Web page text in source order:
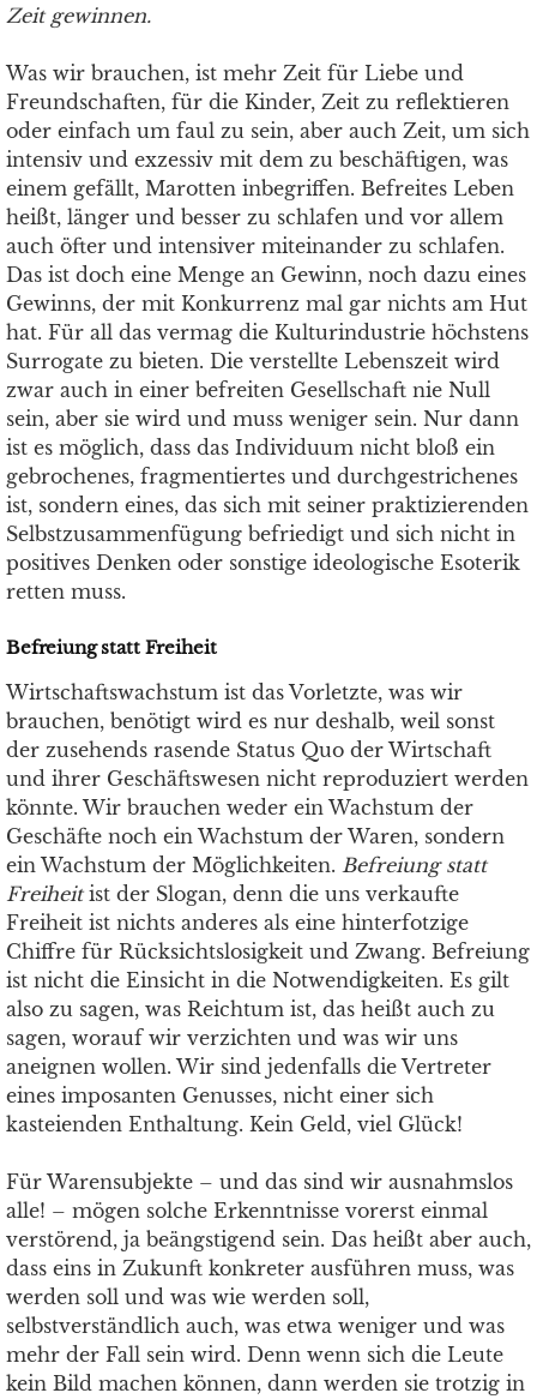
Zeit gewinnen.
Was wir brauchen, ist mehr Zeit für Liebe und
Freundschaften, für die Kinder, Zeit zu reflektieren
oder einfach um faul zu sein, aber auch Zeit, um sich
intensiv und exzessiv mit dem zu beschäftigen, was
einem gefällt, Marotten inbegriffen. Befreites Leben
heißt, länger und besser zu schlafen und vor allem
auch öfter und intensiver miteinander zu schlafen.
Das ist doch eine Menge an Gewinn, noch dazu eines
Gewinns, der mit Konkurrenz mal gar nichts am Hut
hat. Für all das vermag die Kulturindustrie höchstens
Surrogate zu bieten. Die verstellte Lebenszeit wird
zwar auch in einer befreiten Gesellschaft nie Null
sein, aber sie wird und muss weniger sein. Nur dann
ist es möglich, dass das Individuum nicht bloß ein
gebrochenes, fragmentiertes und durchgestrichenes
ist, sondern eines, das sich mit seiner praktizierenden
Selbstzusammenfügung befriedigt und sich nicht in
positives Denken oder sonstige ideologische Esoterik
retten muss.
Befreiung statt Freiheit
Wirtschaftswachstum ist das Vorletzte, was wir
brauchen, benötigt wird es nur deshalb, weil sonst
der zusehends rasende Status Quo der Wirtschaft
und ihrer Geschäftswesen nicht reproduziert werden
könnte. Wir brauchen weder ein Wachstum der
Geschäfte noch ein Wachstum der Waren, sondern
ein Wachstum der Möglichkeiten. Befreiung statt
Freiheitist der Slogan, denn die uns verkaufte
Freiheit ist nichts anderes als eine hinterfotzige
Chiffre für Rücksichtslosigkeit und Zwang. Befreiung
ist nicht die Einsicht in die Notwendigkeiten. Es gilt
also zu sagen, was Reichtum ist, das heißt auch zu
sagen, worauf wir verzichten und was wir uns
aneignen wollen. Wir sind jedenfalls die Vertreter
eines imposanten Genusses, nicht einer sich
kasteienden Enthaltung. Kein Geld, viel Glück!
Für Warensubjekte – und das sind wir ausnahmslos
alle! – mögen solche Erkenntnisse vorerst einmal
verstörend, ja beängstigend sein. Das heißt aber auch,
dass eins in Zukunft konkreter ausführen muss, was
werden soll und was wie werden soll,
selbstverständlich auch, was etwa weniger und was
mehr der Fall sein wird. Denn wenn sich die Leute
kein Bild machen können, dann werden sie trotzig in